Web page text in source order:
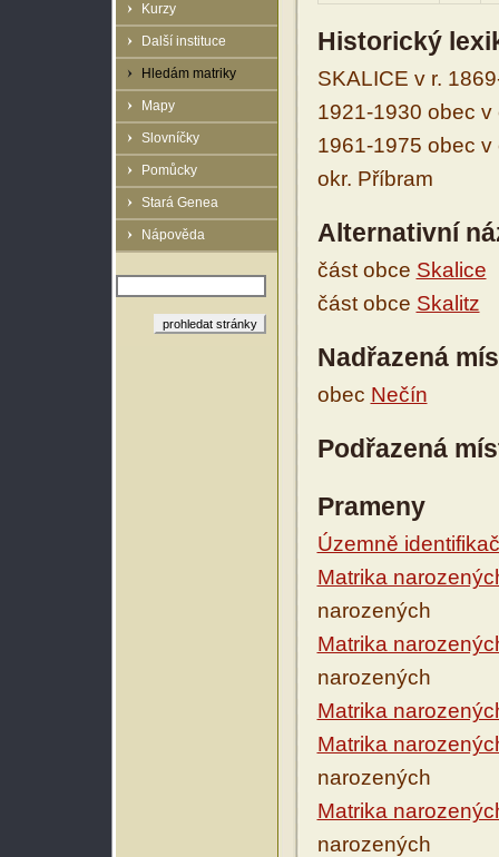
Kurzy
Další instituce
Hledám matriky
Mapy
Slovníčky
Pomůcky
Stará Genea
Nápověda
Historický
SKALICE v r.
1921-1930 obec v
1961-1975 obec
okr. Příbram
Alternativní
část obce Skalice
část obce Skalitz
Nadřazená
obec Nečín
Podřazená
Prameny
Územně
Matrika
narozených
Matrika
narozených
Matrika
Matrika
narozených
Matrika
narozených